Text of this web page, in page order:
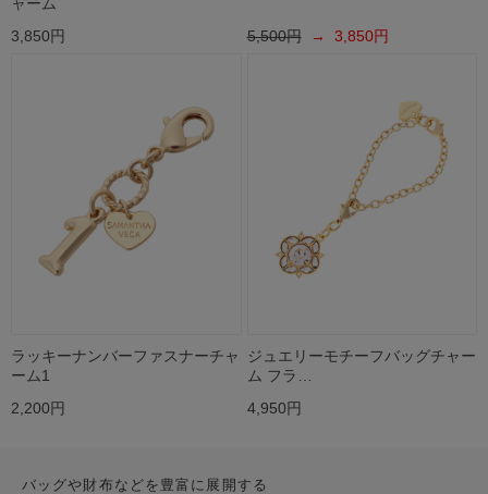
ャーム
3,850円
5,500円→ 3,850円
ラッキーナンバーファスナーチャ
ーム1
2,200円
ジュエリーモチーフバッグチャー
ム フラ…
4,950円
バッグや財布などを豊富に展開する